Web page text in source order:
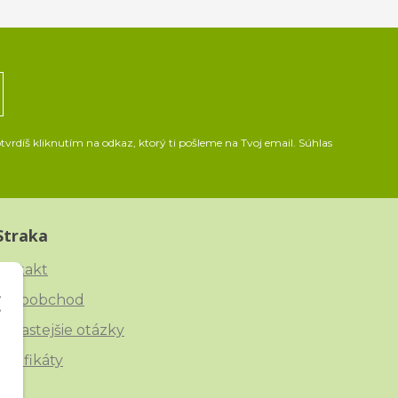
kliknutím na odkaz, ktorý ti pošleme na Tvoj email. Súhlas
otázky